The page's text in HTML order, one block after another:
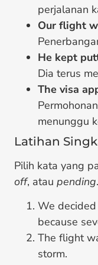
perjalanan
Our flight
He kept
Dia terus
The visa
menunggu
Latihan
Pilih kata yang
off, atau pending.
We decided
because
The flight
storm.